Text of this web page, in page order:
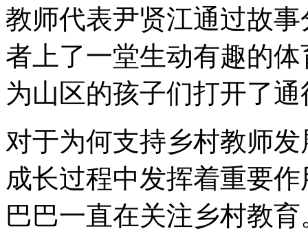
教师代表尹贤江通过故
者上了一堂生动有趣的
为山区的孩子们打开了
对于为何支持乡村教师
成长过程中发挥着重要
巴巴一直在关注乡村教